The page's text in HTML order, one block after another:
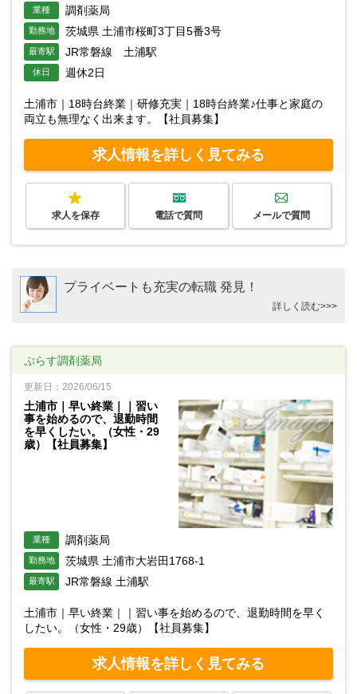
業種 調剤薬局
勤務地 茨城県 土浦市桜町3丁目5番3号
最寄駅 JR常磐線 土浦駅
休日 週休2日
土浦市｜18時台終業｜研修充実｜18時台終業♪仕事と家庭の
両立も無理なく出来ます。【社員募集】
求人情報を詳しく見てみる
求人を保存 電話で質問 メールで質問
プライベートも充実の転職 発見！
詳しく読む>>>
ぷらす調剤薬局
更新日：2026/06/15
土浦市｜早い終業｜｜習い
事を始めるので、退勤時間
を早くしたい。（女性・29
歳）【社員募集】
業種 調剤薬局
勤務地 茨城県 土浦市大岩田1768-1
最寄駅 JR常磐線 土浦駅
土浦市｜早い終業｜｜習い事を始めるので、退勤時間を早く
したい。（女性・29歳）【社員募集】
求人情報を詳しく見てみる